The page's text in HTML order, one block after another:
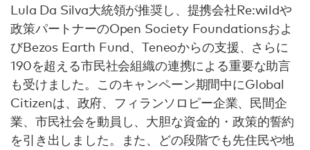
Lula Da Silva大統領が推奨し、提携会社Re:wildや
政策パートナーのOpen Society Foundationsおよ
びBezos Earth Fund、Teneoからの支援、さらに
190を超える市民社会組織の連携による重要な助言
も受けました。このキャンペーン期間中にGlobal
Citizenは、政府、フィランソロピー企業、民間企
業、市民社会を動員し、大胆な資金的・政策的誓約
を引き出しました。また、どの段階でも先住民や地